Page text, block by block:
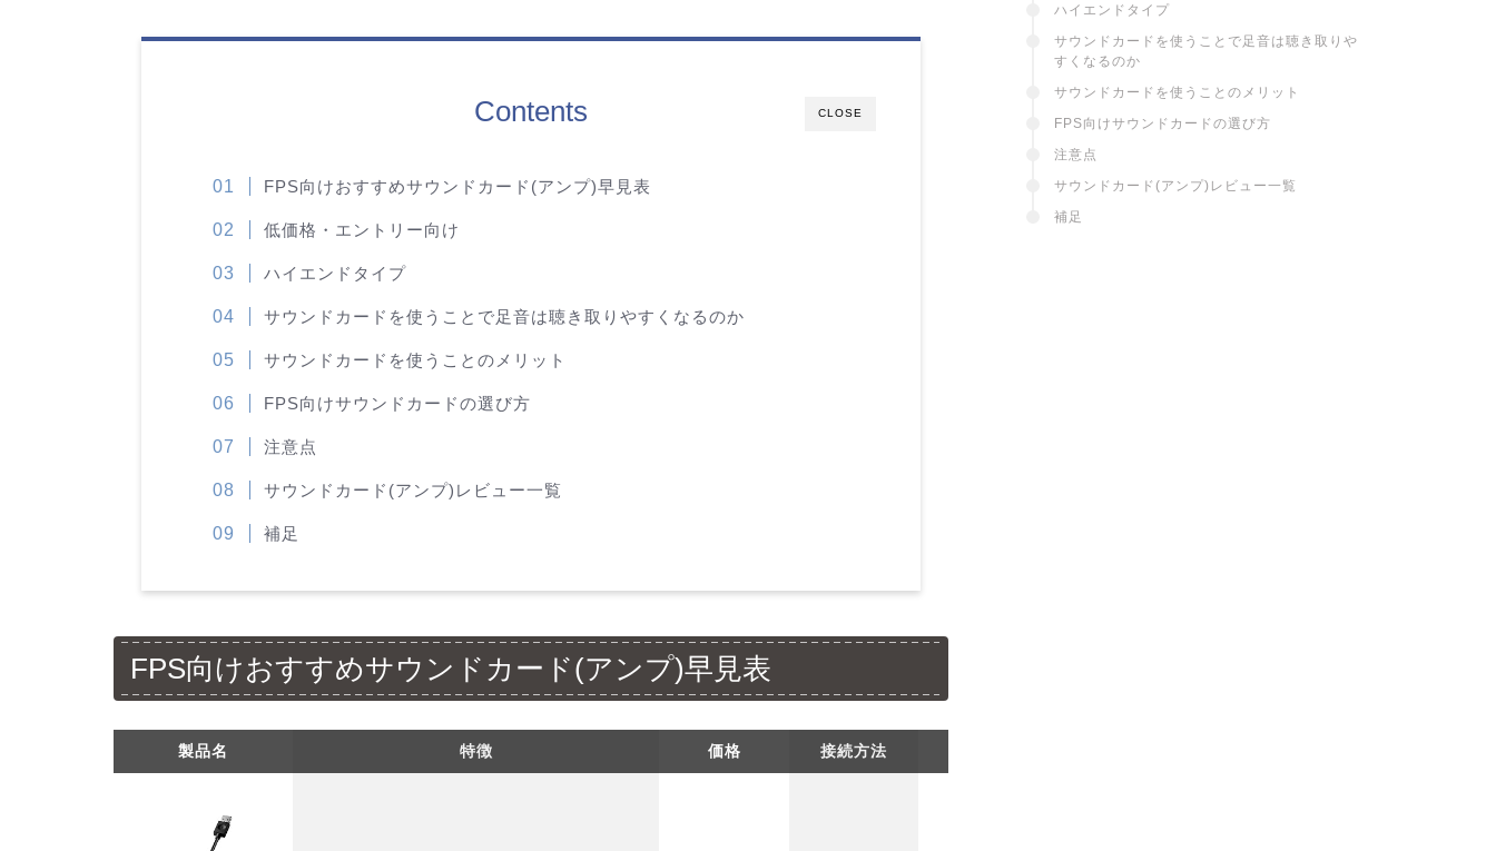
CLOSE
Contents
FPS向けおすすめサウンドカード(アンプ)早見表
低価格・エントリー向け
ハイエンドタイプ
サウンドカードを使うことで足音は聴き取りやすくなるのか
サウンドカードを使うことのメリット
FPS向けサウンドカードの選び方
注意点
サウンドカード(アンプ)レビュー一覧
補足
FPS向けおすすめサウンドカード(アンプ)早見表
製品名 特徴 価格 接続方法
ハイエンドタイプ
サウンドカードを使うことで足音は聴き取りや
すくなるのか
サウンドカードを使うことのメリット
FPS向けサウンドカードの選び方
注意点
サウンドカード(アンプ)レビュー一覧
補足